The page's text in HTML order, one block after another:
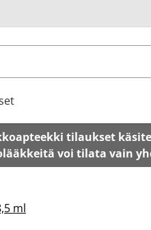
tilaukset
voi tilata vain
ml